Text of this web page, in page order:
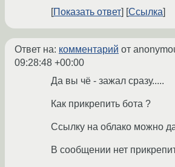
Показать ответ
Ссылка
Ответ на: комментарий от
09:28:48 +00:00
Да вы чё - зажал сразу.....
Как прикрепить бота ?
Ссылку на облако можно
В сообщении нет